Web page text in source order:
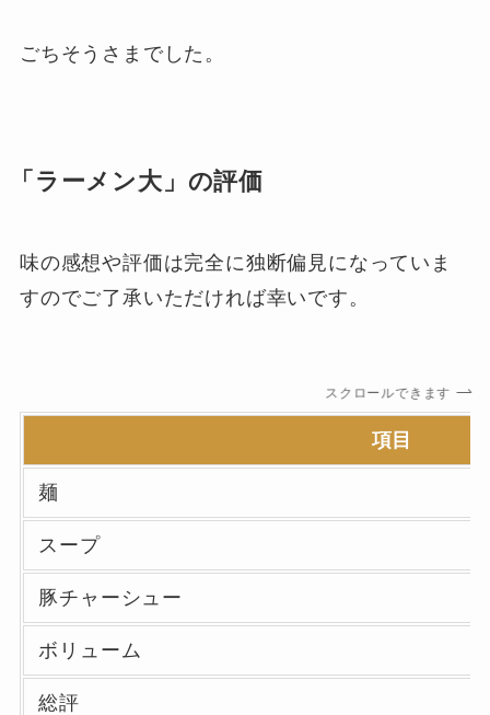
ごちそうさまでした。
「ラーメン大」の評価
味の感想や評価は完全に独断偏見になっていま
すのでご了承いただければ幸いです。
スクロールできます
項目
麺
スープ
豚チャーシュー
ボリューム
総評